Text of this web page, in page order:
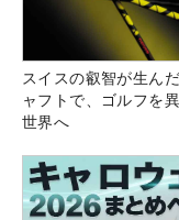
スイスの叡智が生ん
ャフトで、ゴルフを
世界へ